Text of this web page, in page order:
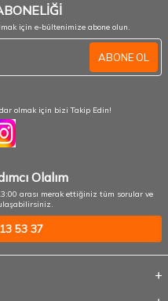
için e-bültenimize abone olun.
ABONE OL
olmak için bizi Takip Edin!
Olalım
arası merak ettiğiniz tüm sorular ve
53 37